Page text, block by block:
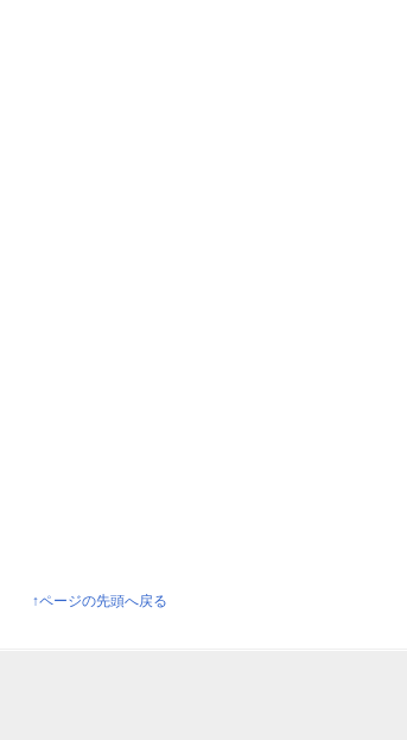
↑ページの先頭へ戻る